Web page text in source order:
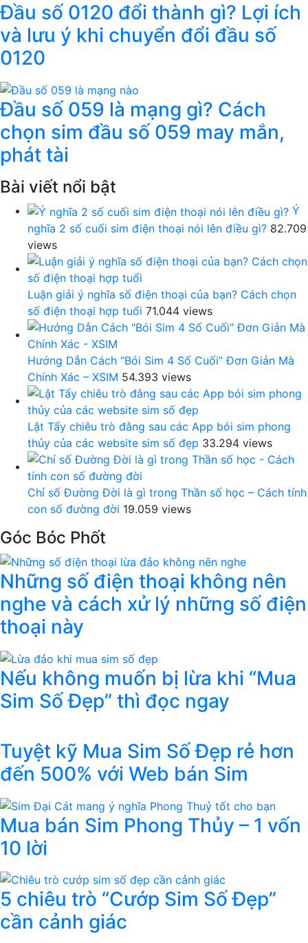
Đầu số 0120 đổi thành gì? Lợi ích
và lưu ý khi chuyển đổi đầu số
0120
Đầu số 059 là mạng gì? Cách
chọn sim đầu số 059 may mắn,
phát tài
Bài viết nổi bật
Ý
nghĩa 2 số cuối sim điện thoại nói lên điều gì? 82.709
views
Luận giải ý nghĩa số điện thoại của bạn? Cách chọn
số điện thoại hợp tuổi 71.044 views
Hướng Dẫn Cách “Bói Sim 4 Số Cuối” Đơn Giản Mà
Chính Xác – XSIM 54.393 views
Lật Tẩy chiêu trò đằng sau các App bói sim phong
thủy của các website sim số đẹp 33.294 views
Chỉ số Đường Đời là gì trong Thần số học – Cách tính
con số đường đời 19.059 views
Góc Bóc Phốt
Những số điện thoại không nên
nghe và cách xử lý những số điện
thoại này
Nếu không muốn bị lừa khi “Mua
Sim Số Đẹp” thì đọc ngay
Tuyệt kỹ Mua Sim Số Đẹp rẻ hơn
đến 500% với Web bán Sim
Mua bán Sim Phong Thủy – 1 vốn
10 lời
5 chiêu trò “Cướp Sim Số Đẹp”
cần cảnh giác